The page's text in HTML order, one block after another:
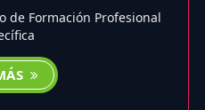
de Formación Profesional